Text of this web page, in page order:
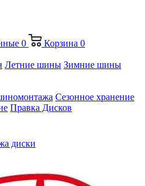
0 Корзина 0
Летние шины Зимние шины
Сезонное хранение
Правка Дисков
диски